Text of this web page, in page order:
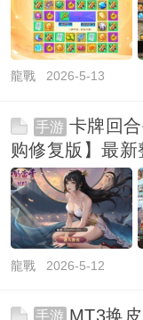
龍戰2026-5-13
手游 卡牌回
购修复版】最
后台+
龍戰2026-5-12
手游 MT3换